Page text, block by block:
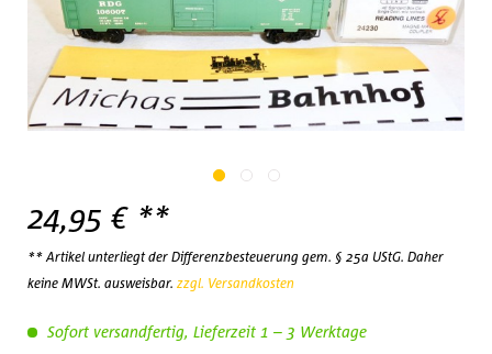
24,95 € **
** Artikel unterliegt der Differenzbesteuerung gem. § 25a UStG. Daher
keine MWSt. ausweisbar. zzgl. Versandkosten
Sofort versandfertig, Lieferzeit 1 – 3 Werktage